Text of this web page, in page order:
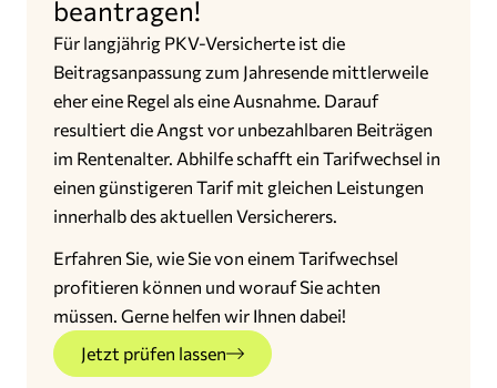
beantragen!
Für langjährig PKV-Versicherte ist die
Beitragsanpassung zum Jahresende mittlerweile
eher eine Regel als eine Ausnahme. Darauf
resultiert die Angst vor unbezahlbaren Beiträgen
im Rentenalter. Abhilfe schafft ein Tarifwechsel in
einen günstigeren Tarif mit gleichen Leistungen
innerhalb des aktuellen Versicherers.
Erfahren Sie, wie Sie von einem Tarifwechsel
profitieren können und worauf Sie achten
müssen. Gerne helfen wir Ihnen dabei!
Jetzt prüfen lassen